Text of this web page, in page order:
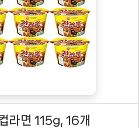
라면 115g, 16개